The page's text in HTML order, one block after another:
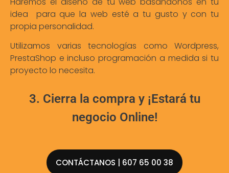
idea para que la web esté a tu gusto y con tu
propia personalidad.
Utilizamos varias tecnologías como Wordpress,
PrestaShop e incluso programación a medida si tu
proyecto lo necesita.
3. Cierra la compra y ¡Estará tu
negocio Online!
CONTÁCTANOS | 607 65 00 38